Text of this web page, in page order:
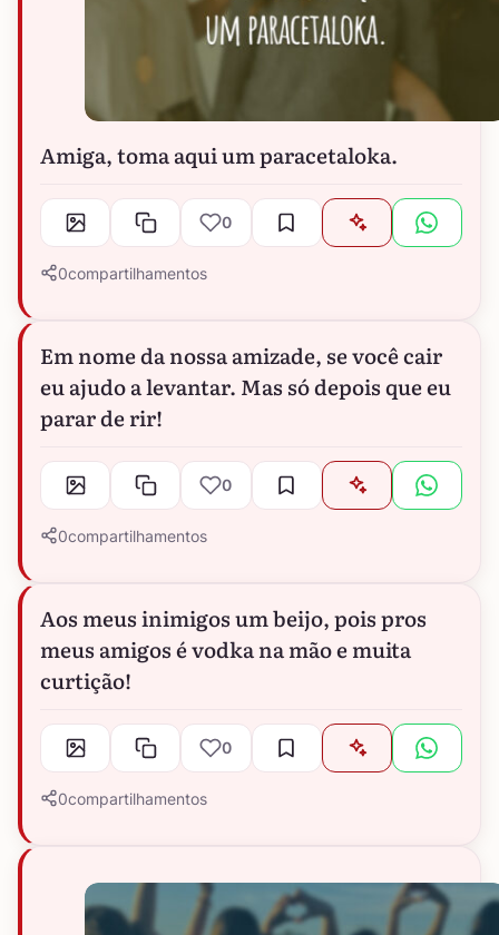
Amiga, toma aqui um paracetaloka.
0
0compartilhamentos
Em nome da nossa amizade, se você cair
eu ajudo a levantar. Mas só depois que eu
parar de rir!
0
0compartilhamentos
Aos meus inimigos um beijo, pois pros
meus amigos é vodka na mão e muita
curtição!
0
0compartilhamentos